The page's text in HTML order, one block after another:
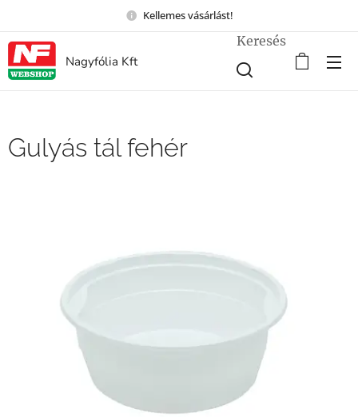
Kellemes vásárlást!
Nagyfólia Kft
Keresés
Gulyás tál fehér